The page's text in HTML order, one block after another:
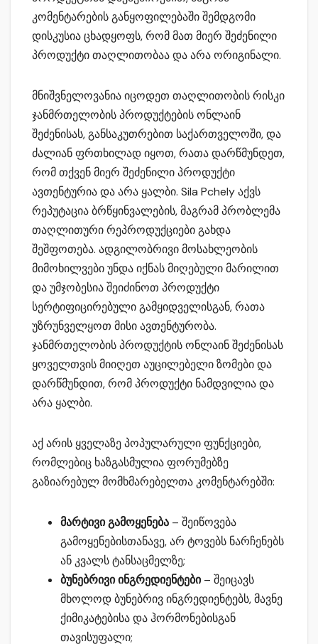
კომენტარების განყოფილებაში შემდგომი
დისკუსია ცხადყოფს, რომ მათ მიერ შეძენილი
პროდუქტი თაღლითობაა და არა ორიგინალი.
მნიშვნელოვანია იცოდეთ თაღლითობის რისკი
ჯანმრთელობის პროდუქტების ონლაინ
შეძენისას, განსაკუთრებით საქართველოში, და
ძალიან ფრთხილად იყოთ, რათა დარწმუნდეთ,
რომ თქვენ მიერ შეძენილი პროდუქტი
ავთენტურია და არა ყალბი. Sila Pchely აქვს
რეპუტაცია ბრწყინვალების, მაგრამ პრობლემა
თაღლითური რეპროდუქციები გახდა
შეშფოთება. ადგილობრივი მოსახლეობის
მიმოხილვები უნდა იქნას მიღებული მარილით
და უმჯობესია შეიძინოთ პროდუქტი
სერტიფიცირებული გამყიდველისგან, რათა
უზრუნველყოთ მისი ავთენტურობა.
ჯანმრთელობის პროდუქტის ონლაინ შეძენისას
ყოველთვის მიიღეთ აუცილებელი ზომები და
დარწმუნდით, რომ პროდუქტი ნამდვილია და
არა ყალბი.
აქ არის ყველაზე პოპულარული ფუნქციები,
რომლებიც ხაზგასმულია ფორუმებზე
გაზიარებულ მომხმარებელთა კომენტარებში:
მარტივი გამოყენება – შეიწოვება
გამოყენებისთანავე, არ ტოვებს ნარჩენებს
ან კვალს ტანსაცმელზე;
ბუნებრივი ინგრედიენტები– შეიცავს
მხოლოდ ბუნებრივ ინგრედიენტებს, მავნე
ქიმიკატებისა და ჰორმონებისგან
თავისუფალი;